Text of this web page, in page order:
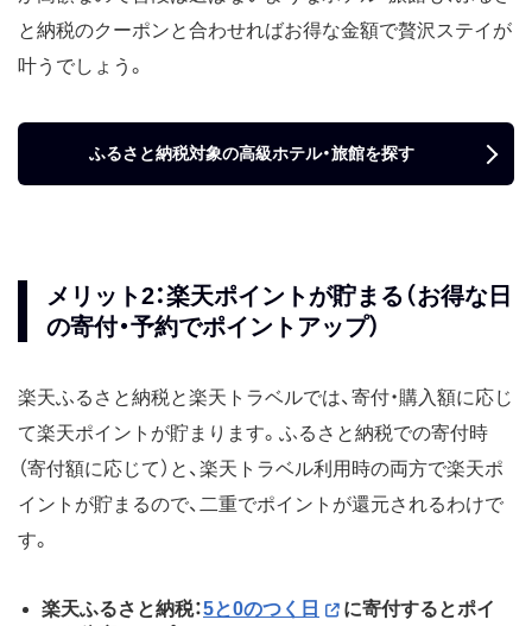
と納税のクーポンと合わせればお得な金額で贅沢ステイが
叶うでしょう。
ふるさと納税対象の高級ホテル・旅館を探す
メリット2：楽天ポイントが貯まる（お得な日
の寄付・予約でポイントアップ）
楽天ふるさと納税と楽天トラベルでは、寄付・購入額に応じ
て楽天ポイントが貯まります。ふるさと納税での寄付時
（寄付額に応じて）と、楽天トラベル利用時の両方で楽天ポ
イントが貯まるので、二重でポイントが還元されるわけで
す。
楽天ふるさと納税：5と0のつく日
に寄付するとポイ